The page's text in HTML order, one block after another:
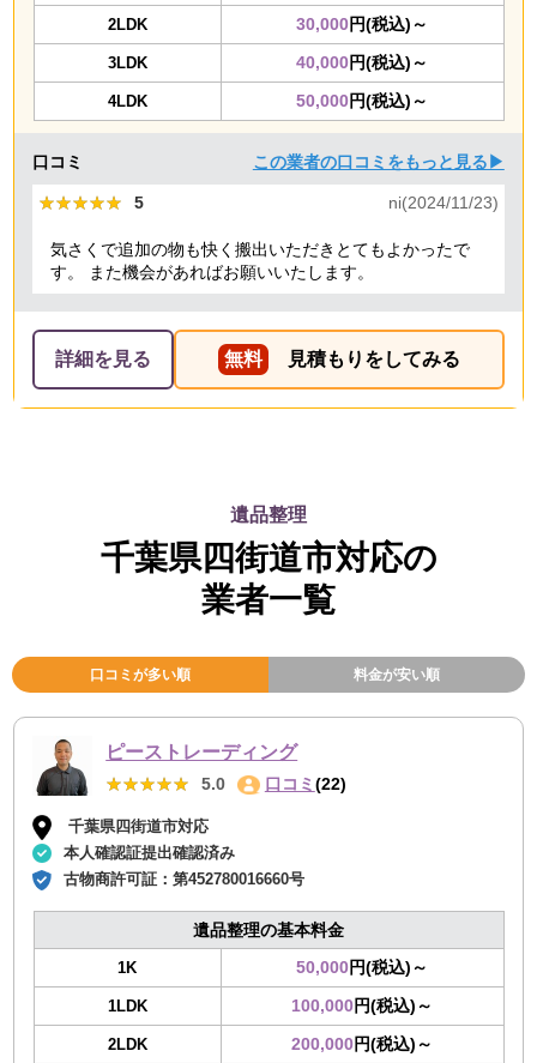
2LDK 30,000円(税込)～
3LDK 40,000円(税込)～
4LDK 50,000円(税込)～
口コミ この業者の口コミをもっと見る▶
★★★★★
★★★★★ 5 ni(2024/11/23)
気さくで追加の物も快く搬出いただきとてもよかったで
す。 また機会があればお願いいたします。
詳細を見る 無料 見積もりをしてみる
遺品整理
千葉県四街道市対応の
業者一覧
口コミが多い順 料金が安い順
ピーストレーディング
★★★★★
★★★★★ 5.0 口コミ (22)
千葉県四街道市対応
本人確認証提出確認済み
古物商許可証：第452780016660号
遺品整理の基本料金
1K 50,000円(税込)～
1LDK 100,000円(税込)～
2LDK 200,000円(税込)～